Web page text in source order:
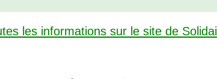
les informations sur le site de